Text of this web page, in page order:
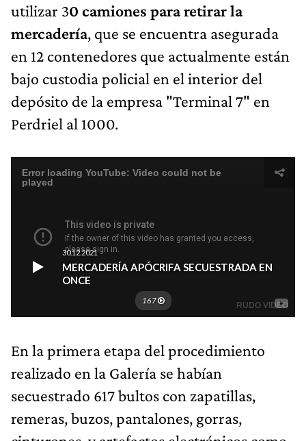
utilizar 30 camiones para retirar la
mercadería, que se encuentra asegurada
en 12 contenedores que actualmente están
bajo custodia policial en el interior del
depósito de la empresa "Terminal 7" en
Perdriel al 1000.
En la primera etapa del procedimiento
realizado en la Galería se habían
secuestrado 617 bultos con zapatillas,
remeras, buzos, pantalones, gorras,